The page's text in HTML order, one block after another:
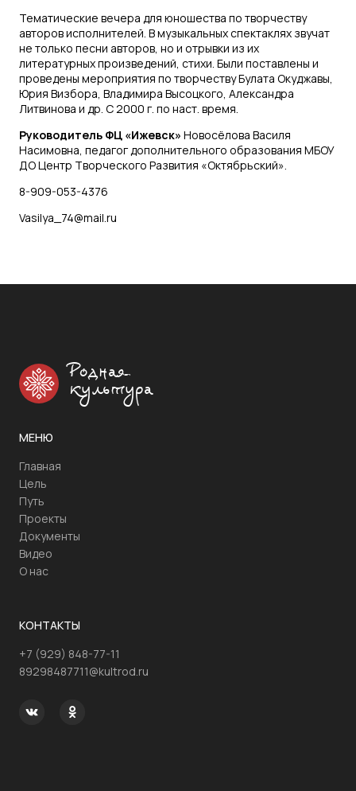
Тематические вечера для юношества по творчеству
авторов исполнителей. В музыкальных спектаклях звучат
не только песни авторов, но и отрывки из их
литературных произведений, стихи. Были поставлены и
проведены мероприятия по творчеству Булата Окуджавы,
Юрия Визбора, Владимира Высоцкого, Александра
Литвинова и др. С 2000 г. по наст. время.
Руководитель ФЦ «Ижевск» Новосёлова Василя
Насимовна, педагог дополнительного образования МБОУ
ДО Центр Творческого Развития «Октябрьский».
8-909-053-4376
Vasilya_74@mail.ru
Родная
культура
МЕНЮ
Главная
Цель
Путь
Проекты
Документы
Видео
О нас
КОНТАКТЫ
+7 (929) 848-77-11
89298487711@kultrod.ru